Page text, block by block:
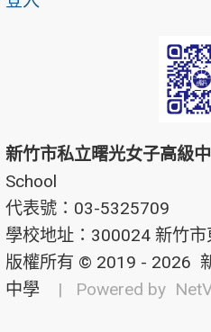
新竹市私立曙光女子高級
School
代表號：03-5325709
學校地址：300024 新竹
版權所有 © 2019 - 2026
中學
| Powered by